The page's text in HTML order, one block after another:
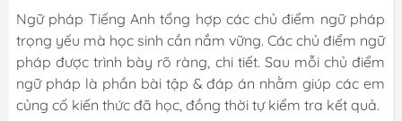
Ngữ pháp Tiếng Anh tổng hợp các chủ điểm ngữ pháp
trọng yếu mà học sinh cần nắm vững. Các chủ điểm ngữ
pháp được trình bày rõ ràng, chi tiết. Sau mỗi chủ điểm
ngữ pháp là phần bài tập & đáp án nhằm giúp các em
củng cố kiến thức đã học, đồng thời tự kiểm tra kết quả.